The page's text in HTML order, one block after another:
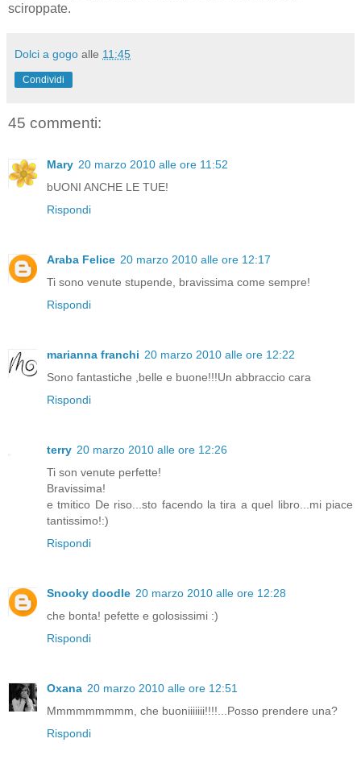
sciroppate.
Dolci a gogo alle 11:45
Condividi
45 commenti:
Mary 20 marzo 2010 alle ore 11:52
bUONI ANCHE LE TUE!
Rispondi
Araba Felice 20 marzo 2010 alle ore 12:17
Ti sono venute stupende, bravissima come sempre!
Rispondi
marianna franchi 20 marzo 2010 alle ore 12:22
Sono fantastiche ,belle e buone!!!Un abbraccio cara
Rispondi
terry 20 marzo 2010 alle ore 12:26
Ti son venute perfette!
Bravissima!
e tmitico De riso...sto facendo la tira a quel libro...mi piace
tantissimo!:)
Rispondi
Snooky doodle 20 marzo 2010 alle ore 12:28
che bonta! pefette e golosissimi :)
Rispondi
Oxana 20 marzo 2010 alle ore 12:51
Mmmmmmmmm, che buoniiiiiii!!!!...Posso prendere una?
Rispondi